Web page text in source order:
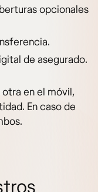
opcionales
de asegurado.
en el móvil,
En caso de